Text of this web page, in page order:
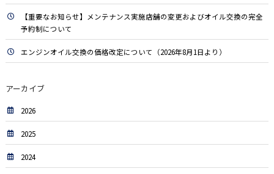
【重要なお知らせ】メンテナンス実施店舗の変更およびオイル交換の完全
予約制について
エンジンオイル交換の価格改定について（2026年8月1日より）
アーカイブ
2026
2025
2024